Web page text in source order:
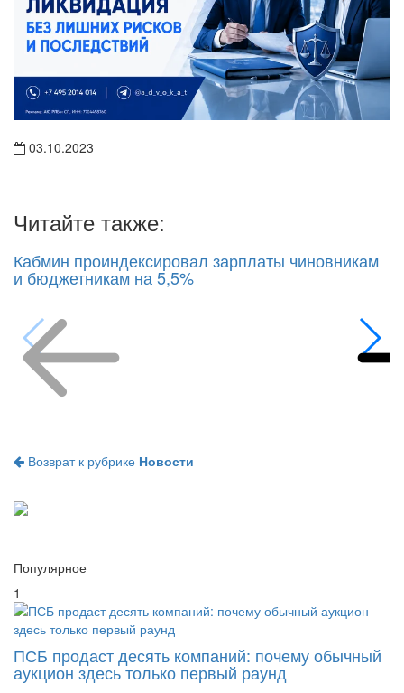
03.10.2023
Читайте также:
Кабмин проиндексировал зарплаты чиновникам
и бюджетникам на 5,5%
Возврат к рубрике Новости
Популярное
1
ПСБ продаст десять компаний: почему обычный
аукцион здесь только первый раунд